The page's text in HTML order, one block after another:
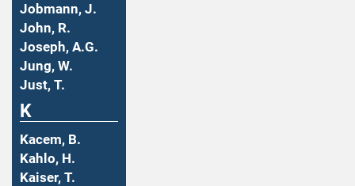
Jobmann, J.
John, R.
Joseph, A.G.
Jung, W.
Just, T.
K
Kacem, B.
Kahlo, H.
Kaiser, T.